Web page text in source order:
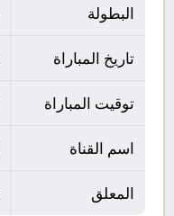
البطولة
تاريخ المباراة
توقيت المباراة
اسم القناة
المعلق